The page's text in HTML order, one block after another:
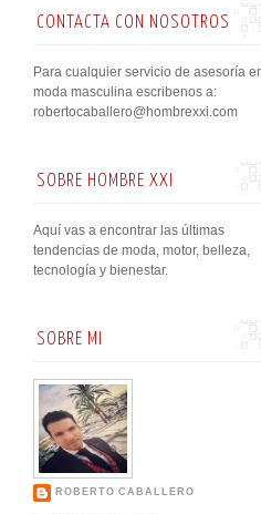
CONTACTA CON NOSOTROS
Para cualquier servicio de asesoría
moda masculina escribenos a:
robertocaballero@hombrexxi.com
SOBRE HOMBRE XXI
Aquí vas a encontrar las últimas
tendencias de moda, motor, belleza,
tecnología y bienestar.
SOBRE MI
ROBERTO CABALLERO